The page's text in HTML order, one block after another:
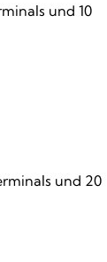
und 10
und 20